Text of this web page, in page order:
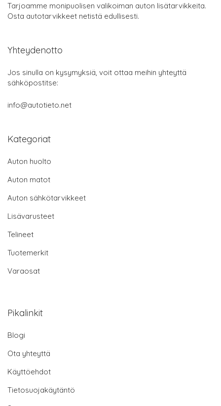
Tarjoamme monipuolisen valikoiman auton lisätarvikkeita.
Osta autotarvikkeet netistä edullisesti.
Yhteydenotto
Jos sinulla on kysymyksiä, voit ottaa meihin yhteyttä
sähköpostitse:
info@autotieto.net
Kategoriat
Auton huolto
Auton matot
Auton sähkötarvikkeet
Lisävarusteet
Telineet
Tuotemerkit
Varaosat
Pikalinkit
Blogi
Ota yhteyttä
Käyttöehdot
Tietosuojakäytäntö